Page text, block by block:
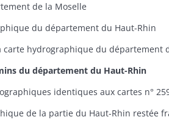
de la Moselle
du département du Haut-Rhin
du département du Haut-Rhin